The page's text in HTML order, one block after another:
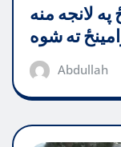
په لانجه منه
ته شوه
Abdullah